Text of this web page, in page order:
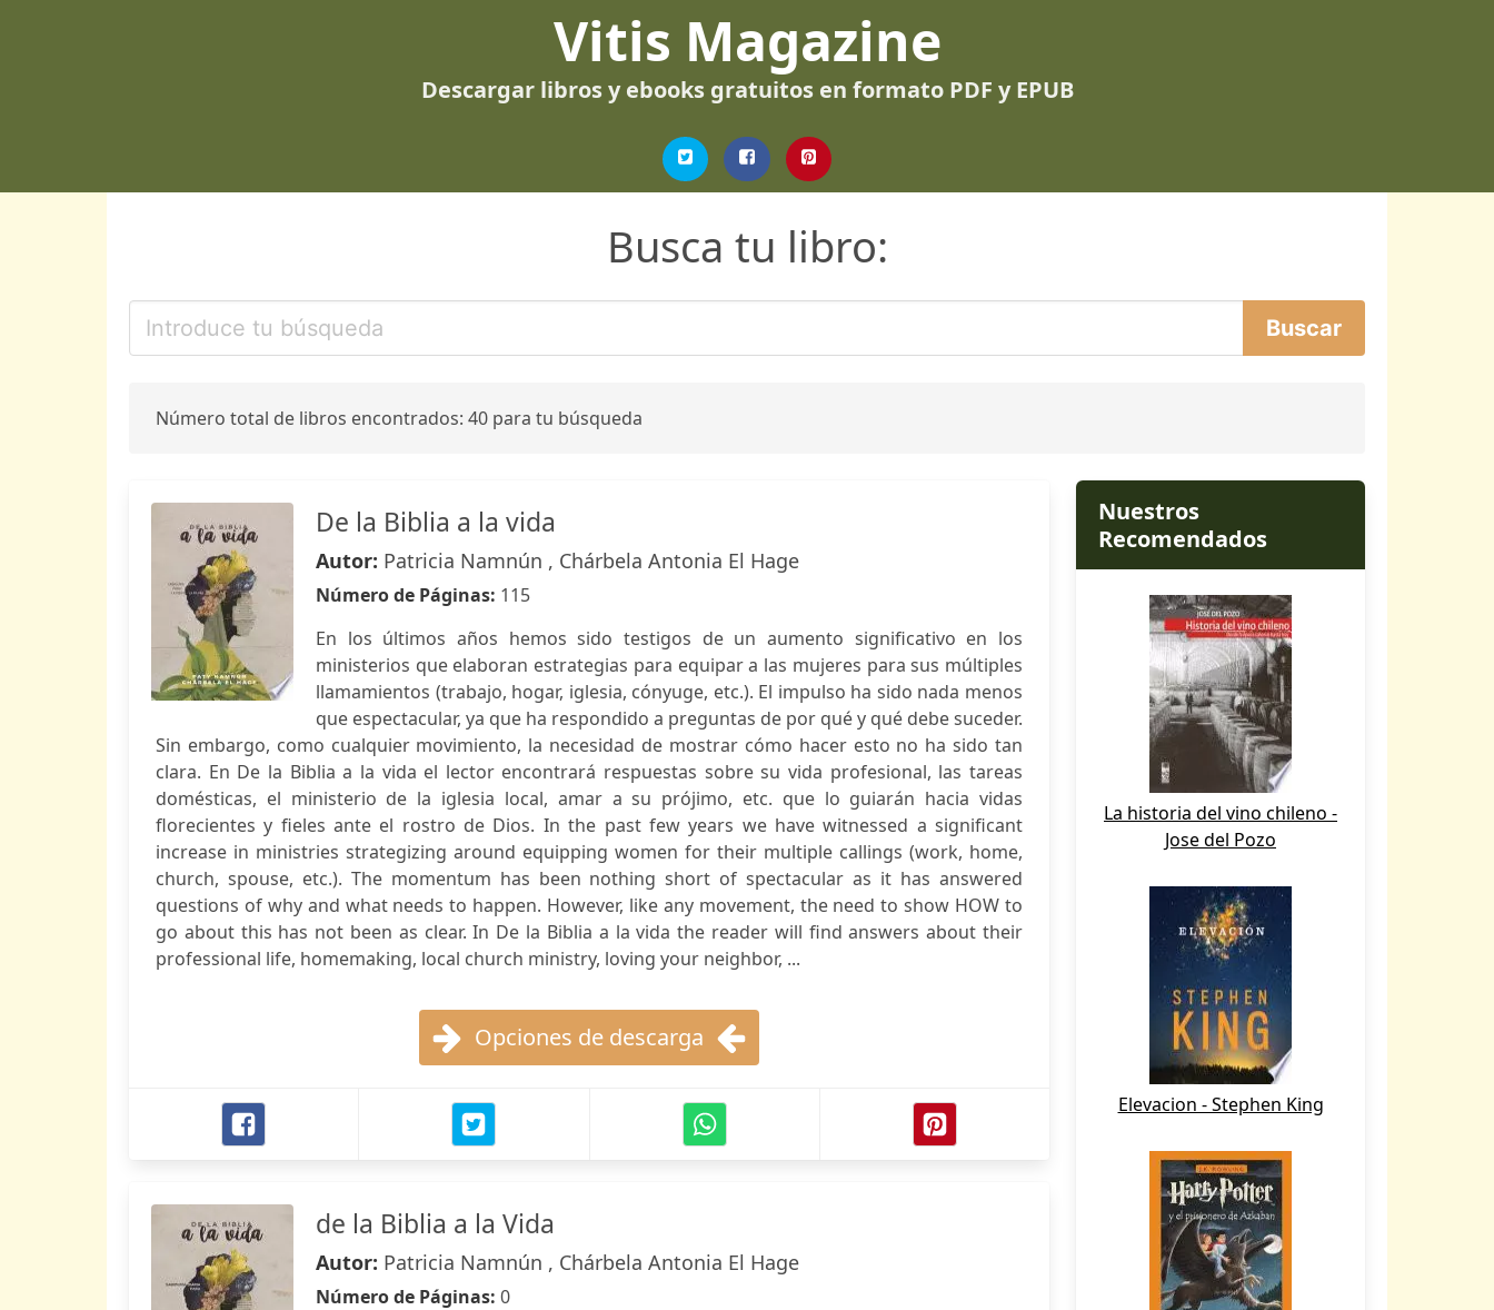
Vitis Magazine
Descargar libros y ebooks gratuitos en formato PDF y EPUB
Busca tu libro:
Número total de libros encontrados: 40 para tu búsqueda
De la Biblia a la vida
Autor: Patricia Namnún , Chárbela Antonia El Hage
Número de Páginas: 115
En los últimos años hemos sido testigos de un aumento significativo en los
ministerios que elaboran estrategias para equipar a las mujeres para sus múltiples
llamamientos (trabajo, hogar, iglesia, cónyuge, etc.). El impulso ha sido nada menos
que espectacular, ya que ha respondido a preguntas de por qué y qué debe suceder.
Sin embargo, como cualquier movimiento, la necesidad de mostrar cómo hacer esto no ha sido tan
clara. En De la Biblia a la vida el lector encontrará respuestas sobre su vida profesional, las tareas
domésticas, el ministerio de la iglesia local, amar a su prójimo, etc. que lo guiarán hacia vidas
florecientes y fieles ante el rostro de Dios. In the past few years we have witnessed a significant
increase in ministries strategizing around equipping women for their multiple callings (work, home,
church, spouse, etc.). The momentum has been nothing short of spectacular as it has answered
questions of why and what needs to happen. However, like any movement, the need to show HOW to
go about this has not been as clear. In De la Biblia a la vida the reader will find answers about their
professional life, homemaking, local church ministry, loving your neighbor, ...
Opciones de descarga
de la Biblia a la Vida
Autor: Patricia Namnún , Chárbela Antonia El Hage
Número de Páginas: 0
Nuestros
Recomendados
La historia del vino chileno -
Jose del Pozo
Elevacion - Stephen King